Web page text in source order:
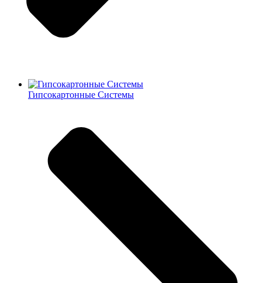
Гипсокартонные Системы